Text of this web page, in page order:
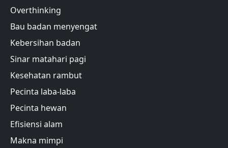
Overthinking
Bau badan menyengat
Kebersihan badan
Sinar matahari pagi
Kesehatan rambut
Pecinta laba-laba
Pecinta hewan
Efisiensi alam
Makna mimpi